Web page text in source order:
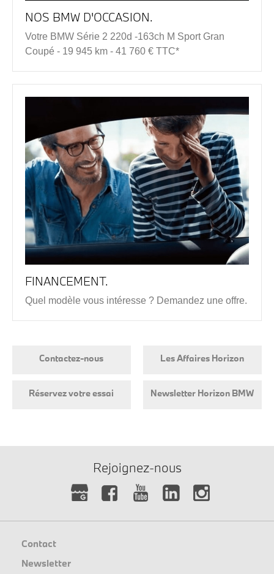
NOS BMW D'OCCASION.
Votre BMW Série 2 220d -163ch M Sport Gran
Coupé - 19 945 km - 41 760 € TTC*
FINANCEMENT.
Quel modèle vous intéresse ? Demandez une offre.
Contactez-nous Les Affaires Horizon
Réservez votre essai Newsletter Horizon BMW
Rejoignez-nous
Contact
Newsletter